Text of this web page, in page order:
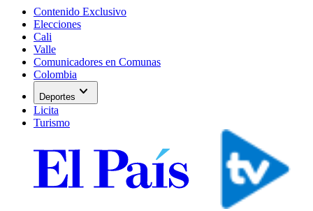
Contenido Exclusivo
Elecciones
Cali
Valle
Comunicadores en Comunas
Colombia
Deportes expand_more
Licita
Turismo